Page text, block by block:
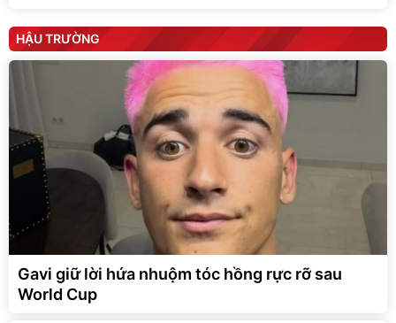
HẬU TRƯỜNG
Gavi giữ lời hứa nhuộm tóc hồng rực rỡ sau
World Cup